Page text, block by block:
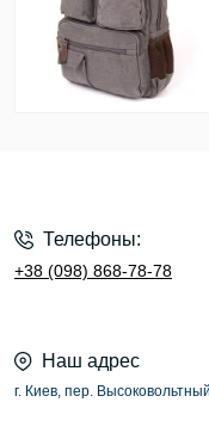
Телефоны:
+38 (098) 868-78-78
Наш адрес
г. Киев, пер.